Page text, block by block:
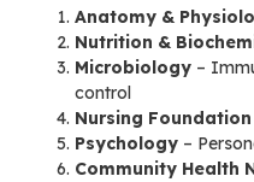
Anatomy &
Nutrition &
Microbiology –
control
Nursing Foundation
Psychology –
Community Health